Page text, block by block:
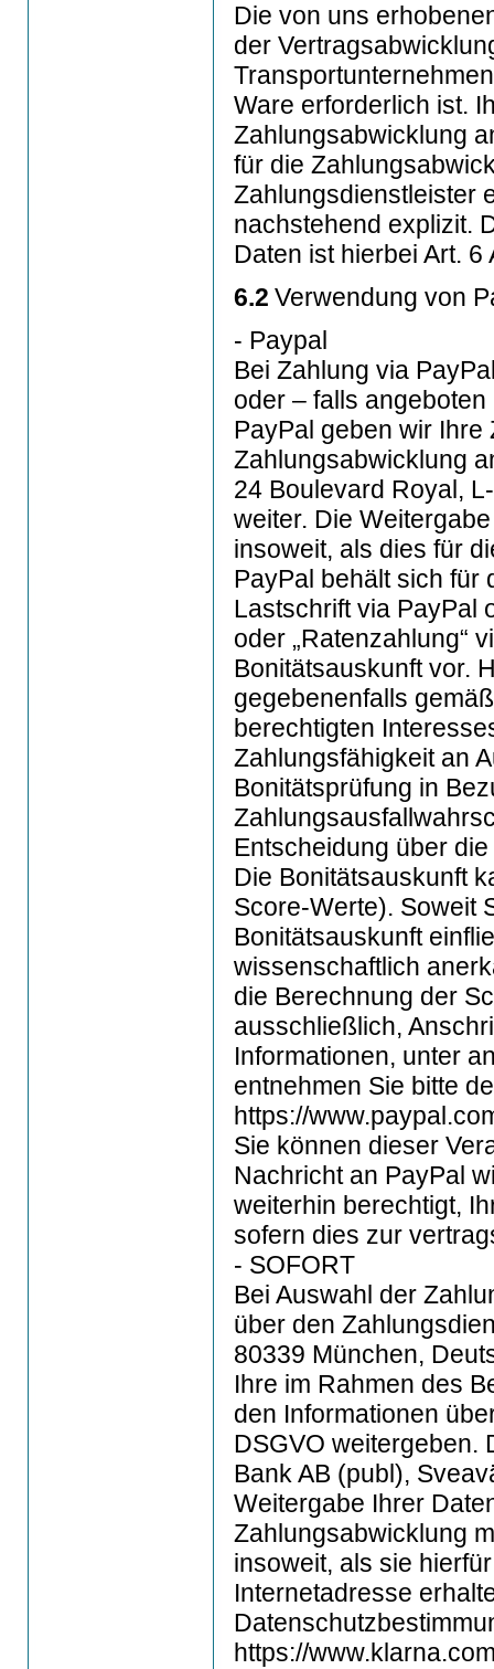
Die von uns
der
Ware erforderlich ist.
Zahlungsabwicklung
für die
Zahlungsdienstleister
nachstehend explizit.
Daten ist hierbei Art. 6
6.2 Verwendung von
- Paypal
Bei Zahlung via
oder – falls
PayPal geben wir
Zahlungsabwicklung
24 Boulevard Royal,
weiter. Die
insoweit, als dies für
PayPal behält sich für
Lastschrift via PayPal
oder „Ratenzahlung“
Bonitätsauskunft vor.
gegebenenfalls
berechtigten
Zahlungsfähigkeit an
Bonitätsprüfung in
Entscheidung über
Die Bonitätsauskunft
Score-Werte). Soweit
Bonitätsauskunft
wissenschaftlich
die Berechnung der
ausschließlich,
Informationen, unter
entnehmen Sie bitte
https://
Sie können dieser
Nachricht an PayPal
weiterhin berechtigt,
sofern dies zur
- SOFORT
Bei Auswahl der
über den
80339 München,
Ihre im Rahmen des
den Informationen
DSGVO weitergeben.
Bank AB (publ),
Weitergabe Ihrer
Zahlungsabwicklung
insoweit, als sie
Internetadresse
https://